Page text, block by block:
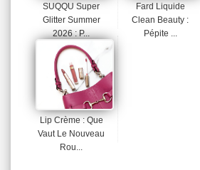
SUQQU Super
Glitter Summer
2026 : P...
Fard Liquide
Clean Beauty :
Pépite ...
Lip Crème : Que
Vaut Le Nouveau
Rou...